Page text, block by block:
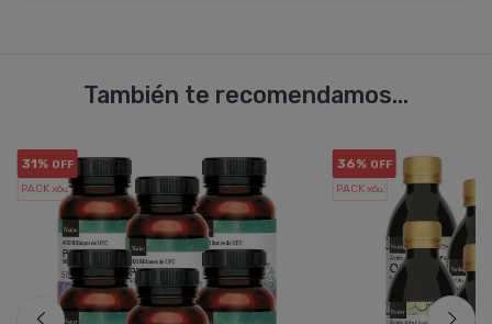
También te recomendamos...
31% OFF
PACK x6u.
36% OFF
PACK x6u.